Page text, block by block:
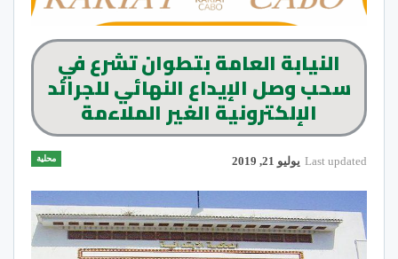
النيابة العامة بتطوان تشرع في
سحب وصل الإيداع النهائي للجرائد
الإلكترونية الغير الملاءمة
محلية Last updated يوليو 21, 2019